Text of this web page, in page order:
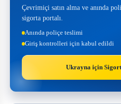
Çevrimiçi satın alma ve anında
sigorta portalı.
Anında poliçe teslimi
Giriş kontrolleri için kabul edildi
Ukrayna için